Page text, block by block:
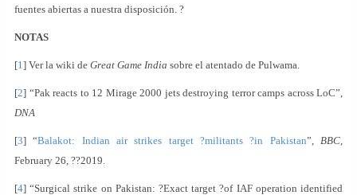
fuentes abiertas a nuestra disposición. ?
NOTAS
[1] Ver la wiki de Great Game India sobre el atentado de Pulwama.
[2] “Pak reacts to 12 Mirage 2000 jets destroying terror camps across LoC”,
DNA
[3] “Balakot: Indian air strikes target ?militants ?in Pakistan”,BBC,
February 26, ??2019.
[4] “Surgical strike on Pakistan: ?Exact target ?of IAF operation identified